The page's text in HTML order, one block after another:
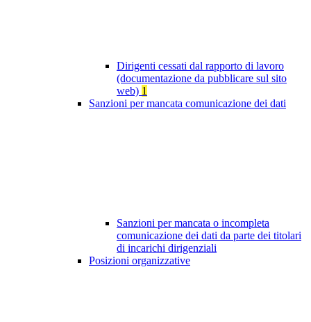
Dirigenti cessati dal rapporto di lavoro
(documentazione da pubblicare sul sito
web) 1
Sanzioni per mancata comunicazione dei dati
Sanzioni per mancata o incompleta
comunicazione dei dati da parte dei titolari
di incarichi dirigenziali
Posizioni organizzative